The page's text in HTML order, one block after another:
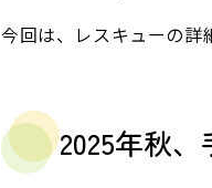
今回は、レスキューの詳
2025年秋